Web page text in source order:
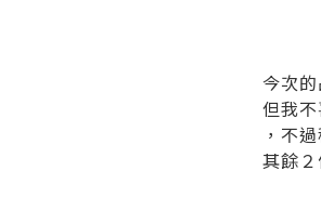
今次
但我
，不
其餘